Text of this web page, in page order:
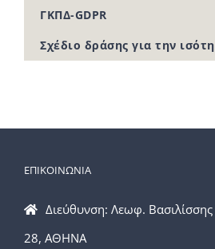
ΓΚΠΔ-GDPR
Σχέδιο δράσης για την
ΕΠΙΚΟΙΝΩΝΙΑ
Διεύθυνση: Λεωφ.
28, ΑΘΗΝΑ